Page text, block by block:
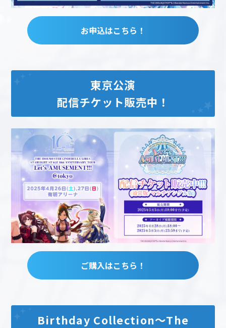
お申込はこちら！
東京公演
配信チケット販売中！
ご購入はこちら！
Birthday Collection～The